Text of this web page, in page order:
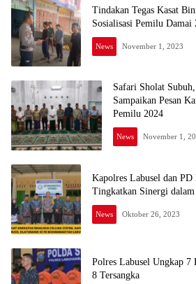
Tindakan Tegas Kasat
Sosialisasi Pemilu Damai
News November 1, 2023
Safari Sholat
Sampaikan Pesan
Pemilu 2024
News November 1,
Kapolres Labusel dan
Tingkatkan Sinergi
News Oktober 26, 2023
Polres Labusel Ungkap 7
8 Tersangka